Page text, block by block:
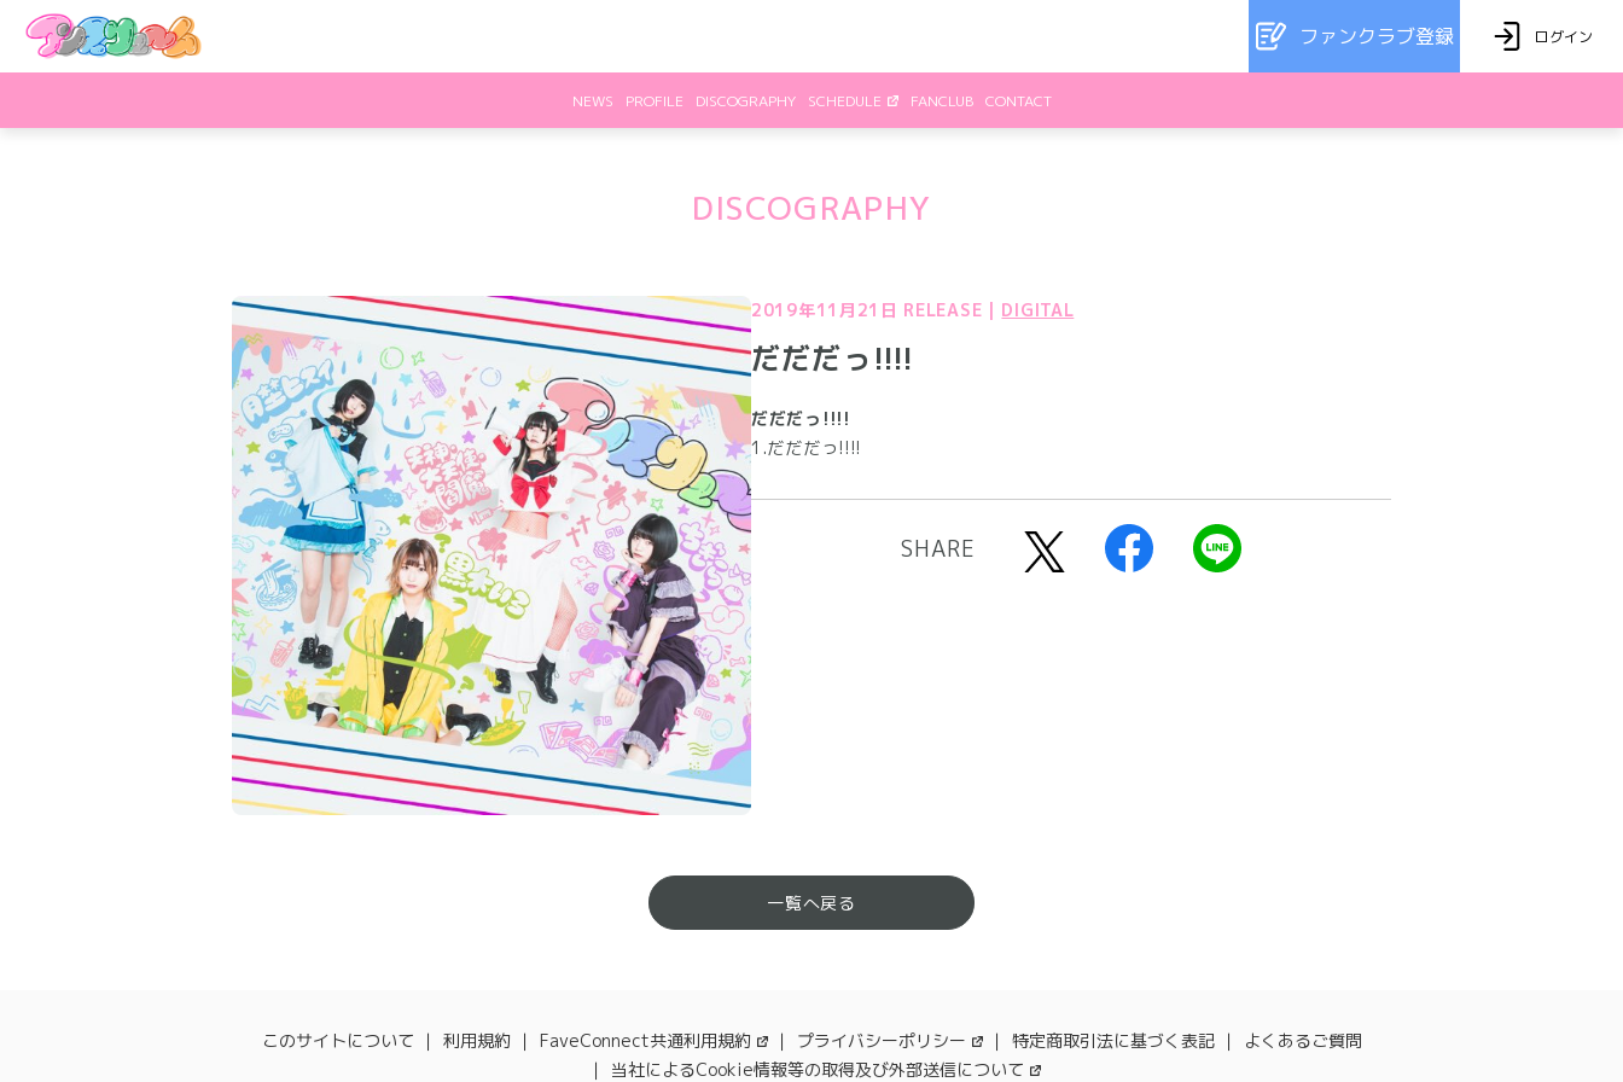
ファンクラブ登録 ログイン
NEWS PROFILE DISCOGRAPHY SCHEDULE FANCLUB CONTACT
DISCOGRAPHY
2019年11月21日 RELEASE | DIGITAL
だだだっ!!!!
だだだっ!!!!
1.だだだっ!!!!
SHARE
一覧へ戻る
このサイトについて 利用規約 FaveConnect共通利用規約 プライバシーポリシー 特定商取引法に基づく表記
よくあるご質問
当社によるCookie情報等の取得及び外部送信について